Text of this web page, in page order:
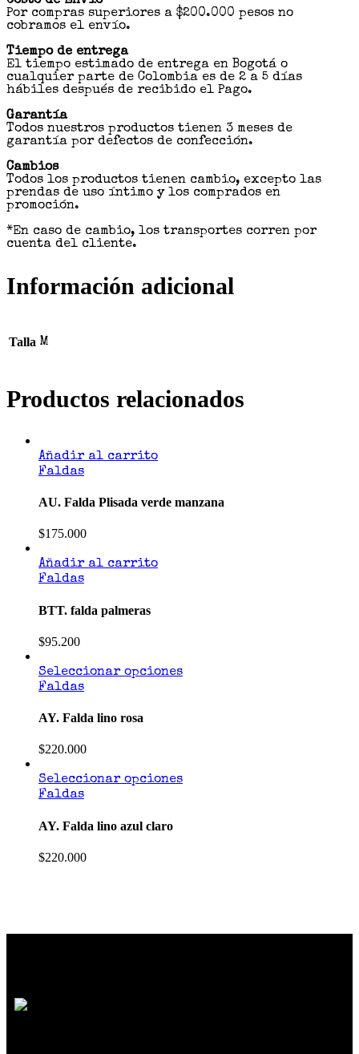
Por compras superiores a $200.000 pesos no
cobramos el envío.
Tiempo de entrega
El tiempo estimado de entrega en Bogotá o
cualquier parte de Colombia es de 2 a 5 días
hábiles después de recibido el Pago.
Garantía
Todos nuestros productos tienen 3 meses de
garantía por defectos de confección.
Cambios
Todos los productos tienen cambio, excepto las
prendas de uso íntimo y los comprados en
promoción.
*En caso de cambio, los transportes corren por
cuenta del cliente.
Información adicional
Talla M
Productos relacionados
Añadir al carrito
Faldas
AU. Falda Plisada verde manzana
$175.000
Añadir al carrito
Faldas
BTT. falda palmeras
$95.200
Seleccionar opciones
Faldas
AY. Falda lino rosa
$220.000
Seleccionar opciones
Faldas
AY. Falda lino azul claro
$220.000